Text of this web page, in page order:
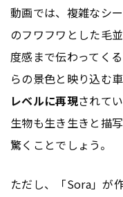
動画では、複雑なシ
のフワフワとした毛
度感まで伝わってく
らの景色と映り込む
レベルに再現されて
生物も生き生きと描
驚くことでしょう。
ただし、「Sora」が